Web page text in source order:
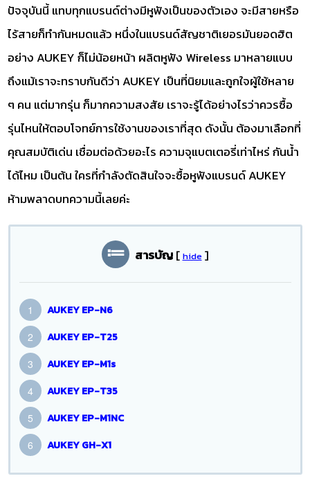
ปัจจุบันนี้ แทบทุกแบรนด์ต่างมีหูฟังเป็นของตัวเอง จะมีสายหรือ
ไร้สายก็ทำกันหมดแล้ว หนึ่งในแบรนด์สัญชาติเยอรมันยอดฮิต
อย่าง AUKEY ก็ไม่น้อยหน้า ผลิตหูฟัง Wireless มาหลายแบบ
ถึงแม้เราจะทราบกันดีว่า AUKEY เป็นที่นิยมและถูกใจผู้ใช้หลาย
ๆ คน แต่มากรุ่น ก็มากความสงสัย เราจะรู้ได้อย่างไรว่าควรซื้อ
รุ่นไหนให้ตอบโจทย์การใช้งานของเราที่สุด ดังนั้น ต้องมาเลือกที่
คุณสมบัติเด่น เชื่อมต่อด้วยอะไร ความจุแบตเตอรี่เท่าไหร่ กันน้ำ
ได้ไหม เป็นต้น ใครที่กำลังตัดสินใจจะซื้อหูฟังแบรนด์ AUKEY
ห้ามพลาดบทความนี้เลยค่ะ
สารบัญ [ hide ]
AUKEY EP-N6
AUKEY EP-T25
AUKEY EP-M1s
AUKEY EP-T35
AUKEY EP-M1NC
AUKEY GH-X1